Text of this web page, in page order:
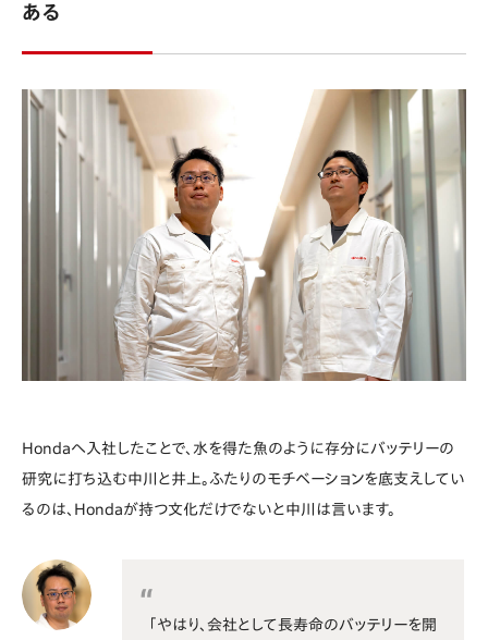
ある
Hondaへ入社したことで、水を得た魚のように存分にバッテリーの
研究に打ち込む中川と井上。ふたりのモチベーションを底支えしてい
るのは、Hondaが持つ文化だけでないと中川は言います。
「やはり、会社として長寿命のバッテリーを開